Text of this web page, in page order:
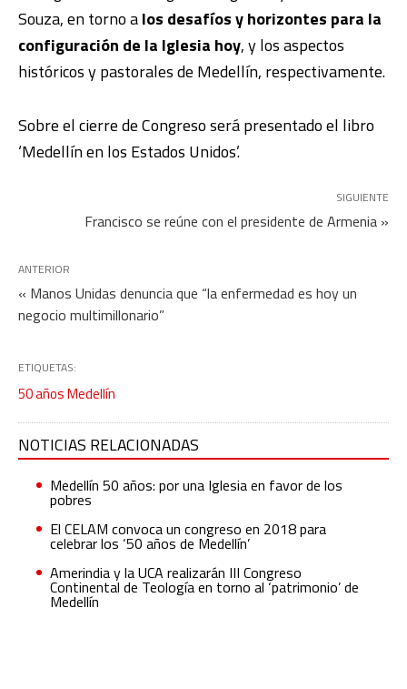
Souza, en torno alos desafíos y horizontes para la
configuración de la Iglesia hoy, y los aspectos
históricos y pastorales de Medellín, respectivamente.
Sobre el cierre de Congreso será presentado el libro
‘Medellín en los Estados Unidos’.
SIGUIENTE
Francisco se reúne con el presidente de Armenia »
ANTERIOR
« Manos Unidas denuncia que “la enfermedad es hoy un
negocio multimillonario”
ETIQUETAS:
50 años Medellín
NOTICIAS RELACIONADAS
Medellín 50 años: por una Iglesia en favor de los
pobres
El CELAM convoca un congreso en 2018 para
celebrar los ‘50 años de Medellín’
Amerindia y la UCA realizarán III Congreso
Continental de Teología en torno al ‘patrimonio’ de
Medellín